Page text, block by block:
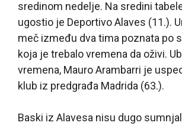
sredinom nedelje. Na sredini
ugostio je Deportivo Alaves (11.).
meč između dva tima poznata po
koja je trebalo vremena da oživi.
vremena, Mauro Arambarri je
klub iz predgrađa Madrida (63.).
Baski iz Alavesa nisu dugo